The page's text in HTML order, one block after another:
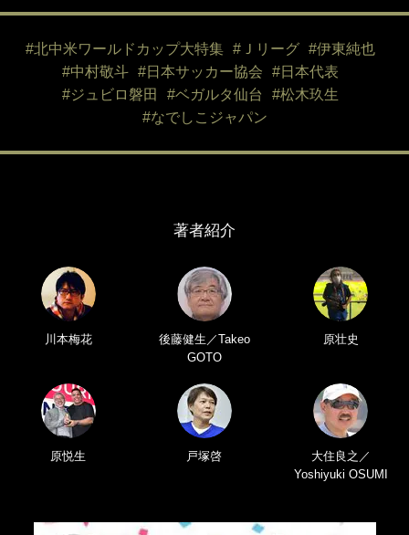
#北中米ワールドカップ大特集 #Ｊリーグ
#伊東純也
#中村敬斗
#日本サッカー協会
#日本代表
#ジュビロ磐田
#ベガルタ仙台
#松木玖生
#なでしこジャパン
著者紹介
川本梅花
後藤健生／Takeo
GOTO
原壮史
原悦生 戸塚啓
大住良之／
Yoshiyuki OSUMI